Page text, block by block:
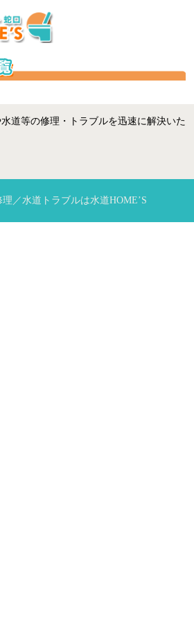
道等の修理・トラブルを迅速に解決いた
／水道トラブルは水道HOME’S